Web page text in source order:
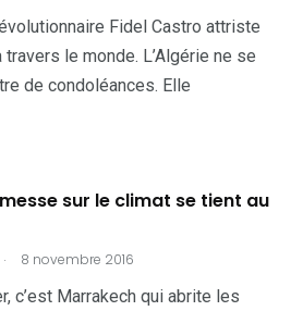
Fidel Castro attriste
le monde. L’Algérie ne se
de condoléances. Elle
sur le climat se tient au
. 8 novembre 2016
c’est Marrakech qui abrite les